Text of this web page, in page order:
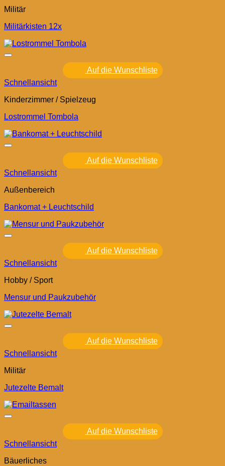
Militär
Militärkisten 12x
Auf die Wunschliste
Schnellansicht
Kinderzimmer / Spielzeug
Lostrommel Tombola
Auf die Wunschliste
Schnellansicht
Außenbereich
Bankomat + Leuchtschild
Auf die Wunschliste
Schnellansicht
Hobby / Sport
Mensur und Paukzubehör
Auf die Wunschliste
Schnellansicht
Militär
Jutezelte Bemalt
Auf die Wunschliste
Schnellansicht
Bäuerliches